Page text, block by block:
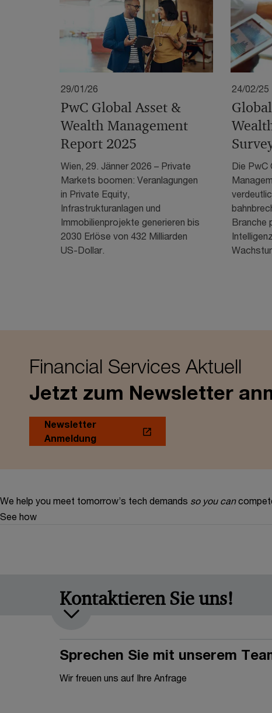
29/01/26
PwC Global Asset &
Wealth Management
Report 2025
Wien, 29. Jänner 2026 – Private
Markets boomen: Veranlagungen
in Private Equity,
Infrastrukturanlagen und
Immobilienprojekte generieren bis
2030 Erlöse von 432 Milliarden
US-Dollar.
24/02/25
Die PwC
Branche
Financial Services Aktuell
Jetzt zum Newsletter
Newsletter
Anmeldung
We help you meet tomorrow’s tech demands so you can
See how
Kontaktieren Sie uns!
Sprechen Sie mit unserem
Wir freuen uns auf Ihre Anfrage